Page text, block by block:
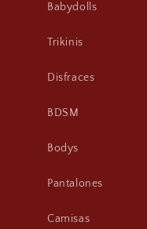
Babydolls
Trikinis
Disfraces
BDSM
Bodys
Pantalones
Camisas